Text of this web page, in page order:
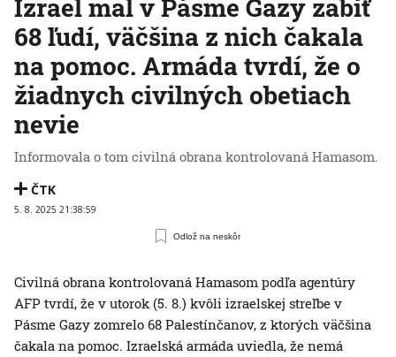
Izrael mal v Pásme Gazy zabiť
68 ľudí, väčšina z nich čakala
na pomoc. Armáda tvrdí, že o
žiadnych civilných obetiach
nevie
Informovala o tom civilná obrana kontrolovaná Hamasom.
ČTK
5. 8. 2025 21:38:59
Odlož na neskôr
Civilná obrana kontrolovaná Hamasom podľa agentúry
AFP tvrdí, že v utorok (5. 8.) kvôli izraelskej streľbe v
Pásme Gazy zomrelo 68 Palestínčanov, z ktorých väčšina
čakala na pomoc. Izraelská armáda uviedla, že nemá